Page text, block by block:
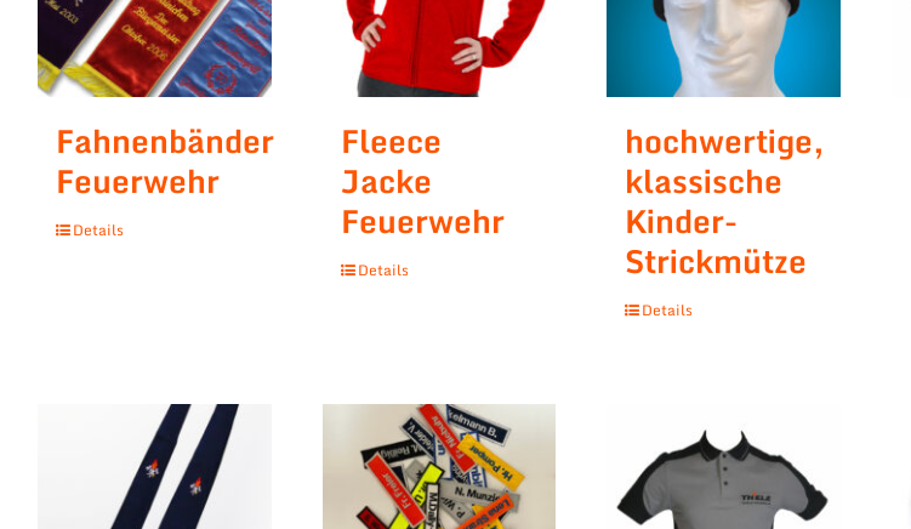
Fahnenbänder
Feuerwehr
Details
Fleece
Jacke
Feuerwehr
Details
hochwertige,
klassische
Kinder-
Strickmütze
Details